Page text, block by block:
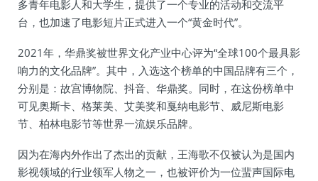
多青年电影人和大学生，提供了一个专业的活动和交流平
台，也加速了电影短片正式进入一个“黄金时代”。
2021年，华鼎奖被世界文化产业中心评为“全球100个最具影
响力的文化品牌”。其中，入选这个榜单的中国品牌有三个，
分别是：故宫博物院、抖音、华鼎奖。同时，在这份榜单中
可见奥斯卡、格莱美、艾美奖和戛纳电影节、威尼斯电影
节、柏林电影节等世界一流娱乐品牌。
因为在海内外作出了杰出的贡献，王海歌不仅被认为是国内
影视领域的行业领军人物之一，也被评价为一位蜚声国际电